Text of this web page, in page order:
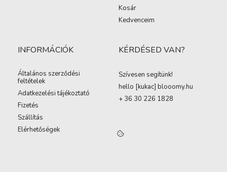
Kosár
Kedvenceim
INFORMÁCIÓK
Általános szerződési
feltételek
Adatkezelési tájékoztató
Fizetés
Szállítás
Elérhetőségek
KÉRDÉSED VAN?
Szívesen segítünk!
hello [kukac] blooomy.hu
+ 36 30 226 1828